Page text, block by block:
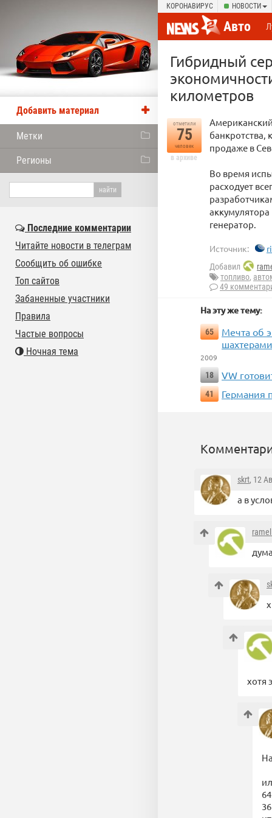
КОРОНАВИРУС НОВОСТИ
Авто
Гибридный
километров
отметили
75
человек
в архиве
банкротства,
продаже в
Во время
расходует
генератор.
Источник:
Добавил
топливо,
49
На эту же тему:
65
Мечта об
2009
18
VW
41 Германия
skrt, 12
а в
хотя
Добавить материал
Метки
Регионы
Последние комментарии
Читайте новости в телеграм
Сообщить об ошибке
Топ сайтов
Забаненные участники
Правила
Частые вопросы
Ночная тема